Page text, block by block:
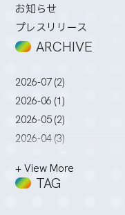
お知らせ
プレスリリース
ARCHIVE
2026-07 (2)
2026-06 (1)
2026-05 (2)
2026-04 (3)
2026-02 (3)
+ View More
TAG